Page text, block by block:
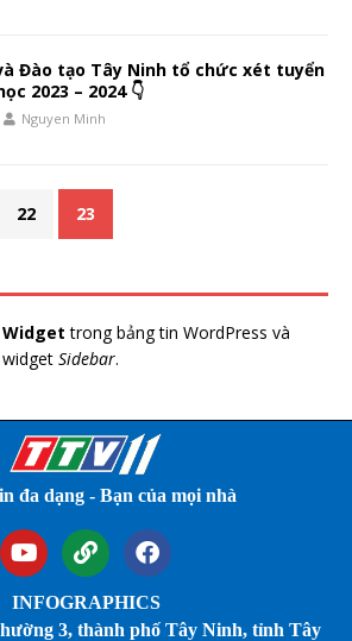
Đào tạo Tây Ninh tổ chức xét tuyển
2023 – 2024 👇
Nguyen Minh
22 23
trong bảng tin WordPress và
Sidebar.
đa dạng - Bạn của mọi nhà
INFOGRAPHICS
3, thành phố Tây Ninh, tỉnh Tây